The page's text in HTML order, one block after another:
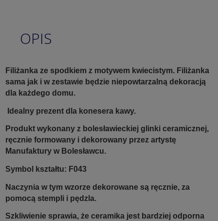
OPIS
Filiżanka ze spodkiem z motywem kwiecistym. Filiżanka
sama jak i w zestawie będzie niepowtarzalną dekoracją
dla każdego domu.
Idealny prezent dla konesera kawy.
Produkt wykonany z bolesławieckiej glinki ceramicznej,
ręcznie formowany i dekorowany przez artystę
Manufaktury w Bolesławcu.
Symbol kształtu: F043
Naczynia w tym wzorze dekorowane są ręcznie, za
pomocą stempli i pędzla.
Szkliwienie sprawia, że ceramika jest bardziej odporna